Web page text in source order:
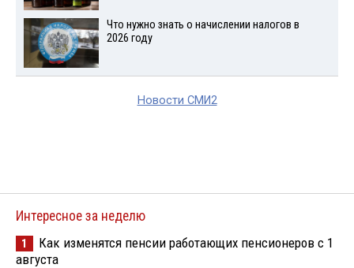
Что нужно знать о начислении налогов в
2026 году
Новости СМИ2
Интересное за неделю
1
Как изменятся пенсии работающих пенсионеров с 1
августа